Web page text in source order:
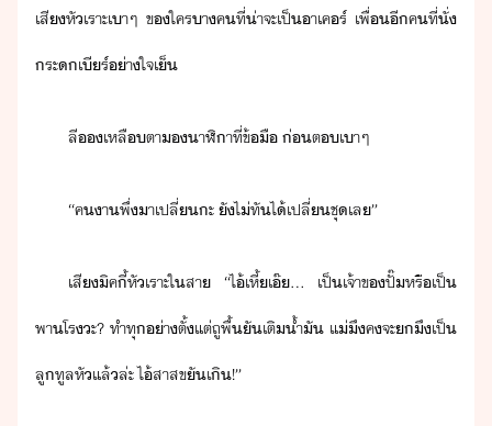
เสีหัเราะ​เา​ๆ​ ​ข​ใคร​าค​ที่​่าจะเป็​า​เคร์​ ​เพื่​ี​คที​่​ั่​
ระ​เีร์​่าใจ​เ็
ลี​​เหลืตา​​าฬิา​ที่​ข้ื​ ​่​ต​เา​ๆ​
“​คา​พึ่​า​เปลี่​ะ​ ​ั​ไ่ทั​ไ้​เปลี่​ชุ​เล​”​
เสี​ิค​ี้​หัเราะ​ใ​สา​ ​“​ไ้​เหี้​เ๊​...​ ​เป็เจ้าข​ปั๊​หรื​เป็​
พา​โร​ะ​?​ ​ทำ​ทุ่า​ตั้แต่​ถู​พื้​ัเติ​​้ำ​ั​ ​แ่​ึ​คจะ​​ึ​เป็​
ลู​ทูล​หั​แล้​ล่ะ​ ​ไ้​สาส​ขั​เิ​!​”​